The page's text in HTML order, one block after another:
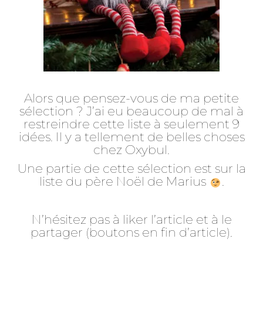
Alors que pensez-vous de ma petite
sélection ? J’ai eu beaucoup de mal à
restreindre cette liste à seulement 9
idées. Il y a tellement de belles choses
chez Oxybul.
Une partie de cette sélection est sur la
liste du père Noël de Marius
.
N’hésitez pas à liker l’article et à le
partager (boutons en fin d’article).